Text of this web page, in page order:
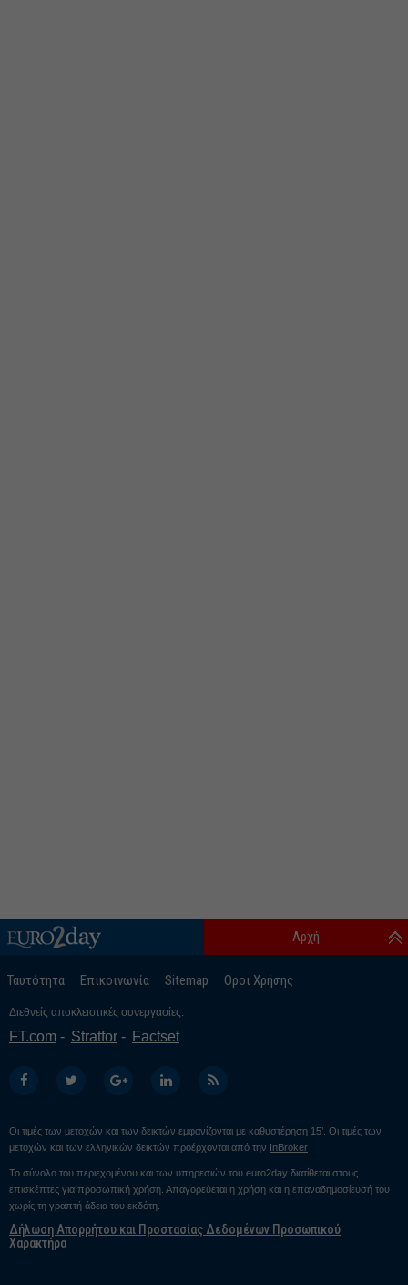
Ταυτότητα Επικοινωνία Sitemap Οροι Χρήσης
Αρχή
Διεθνείς αποκλειστικές συνεργασίες:
FT.com Stratfor Factset
Οι τιμές των μετοχών και των δεικτών εμφανίζονται με καθυστέρηση 15’. Οι τιμές των
μετοχών και των ελληνικών δεικτών προέρχονται από την InBroker
Το σύνολο του περιεχομένου και των υπηρεσιών του euro2day διατίθεται στους
επισκέπτες για προσωπική χρήση. Απαγορεύεται η χρήση και η επαναδημοσίευσή του
χωρίς τη γραπτή άδεια του εκδότη.
Δήλωση Απορρήτου και Προστασίας Δεδομένων Προσωπικού
Χαρακτήρα